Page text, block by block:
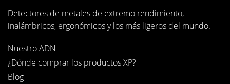
Detectores de metales de extremo rendimiento,
inalámbricos, ergonómicos y los más ligeros del mundo.
Nuestro ADN
¿Dónde comprar los productos XP?
Blog